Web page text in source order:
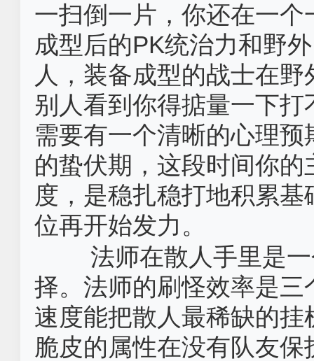
一扫倒一片，你还在一
成型后的PK统治力和野
人，装备成型的战士在
别人看到你得掂量一下
需要有一个清晰的心理
的蛰伏期，这段时间你
度，是稳扎稳打地积累
位再开始发力。
法师在散人手里是
择。法师的刷怪效率是
速度能把散人最稀缺的
脆皮的属性在没有队友